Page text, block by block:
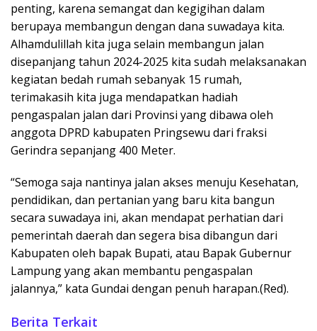
penting, karena semangat dan kegigihan dalam
berupaya membangun dengan dana suwadaya kita.
Alhamdulillah kita juga selain membangun jalan
disepanjang tahun 2024-2025 kita sudah melaksanakan
kegiatan bedah rumah sebanyak 15 rumah,
terimakasih kita juga mendapatkan hadiah
pengaspalan jalan dari Provinsi yang dibawa oleh
anggota DPRD kabupaten Pringsewu dari fraksi
Gerindra sepanjang 400 Meter.
“Semoga saja nantinya jalan akses menuju Kesehatan,
pendidikan, dan pertanian yang baru kita bangun
secara suwadaya ini, akan mendapat perhatian dari
pemerintah daerah dan segera bisa dibangun dari
Kabupaten oleh bapak Bupati, atau Bapak Gubernur
Lampung yang akan membantu pengaspalan
jalannya,” kata Gundai dengan penuh harapan.(Red).
Berita Terkait